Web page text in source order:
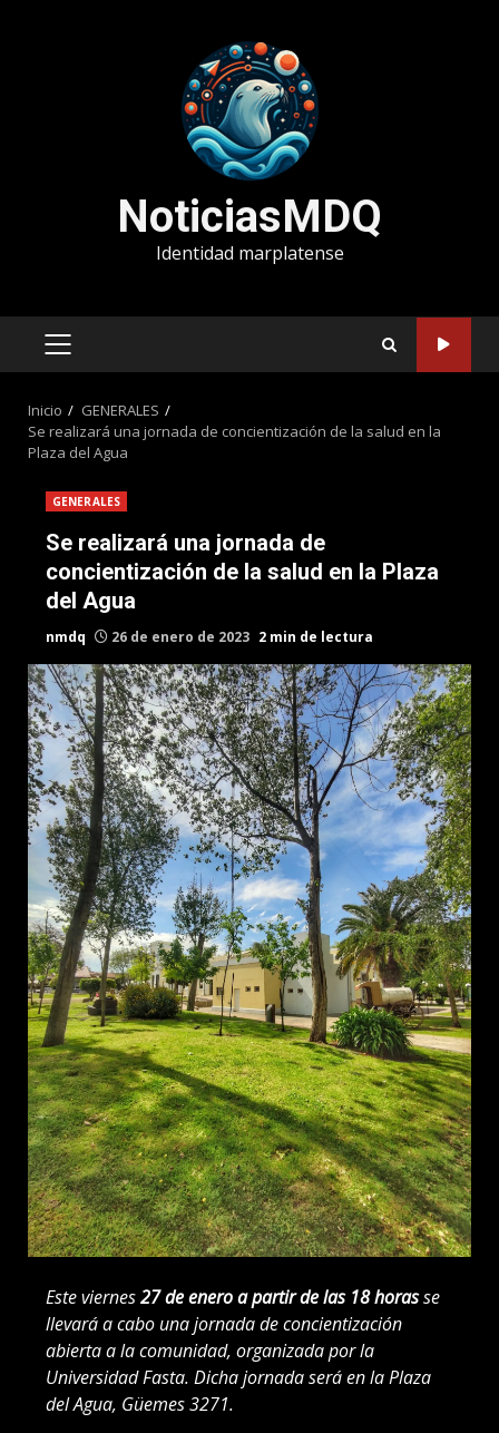
NoticiasMDQ
Identidad marplatense
MENÚ
Inicio
GENERALES
Se realizará una jornada de concientización de la salud en la
Plaza del Agua
GENERALES
Se realizará una jornada de
concientización de la salud en la Plaza
del Agua
nmdq 26 de enero de 2023 2 min de lectura
Este viernes27 de enero a partir de las 18 horasse
llevará a cabo una jornada de concientización
abierta a la comunidad, organizada por la
Universidad Fasta. Dicha jornada será en la Plaza
del Agua, Güemes 3271.